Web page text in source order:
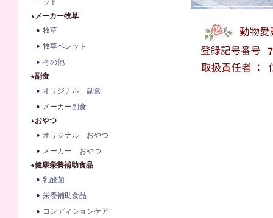
ット
★メーカー牧草
牧草
牧草ペレット
その他
★副食
オリジナル 副食
メーカー副食
★おやつ
オリジナル おやつ
メーカー おやつ
★健康栄養補助食品
乳酸菌
栄養補助食品
コンディションケア